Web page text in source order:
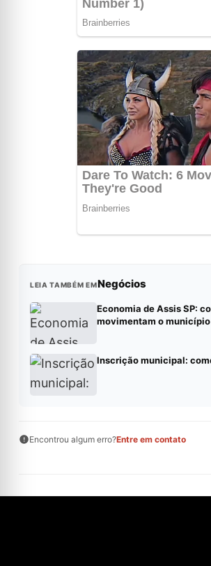
LEIA TAMBÉM EMNegócios
Economia de Assis SP:
movimentam o município
Inscrição municipal:
Encontrou algum erro?Entre em contato